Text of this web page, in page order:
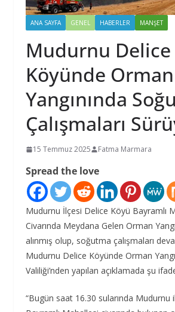
ANA SAYFA GENEL HABERLER MANŞET
Mudurnu Delice
Köyünde Orman
Yangınında
Çalışmaları
15 Temmuz 2025 Fatma Marmara
Spread the love
Mudurnu İlçesi Delice Köyü Bayramlı
Civarında Meydana Gelen Orman
alınmış olup, soğutma çalışmaları
Mudurnu Delice Köyünde Orman
Valiliği’nden yapılan açıklamada şu
“Bugün saat 16.30 sularında Mudurnu